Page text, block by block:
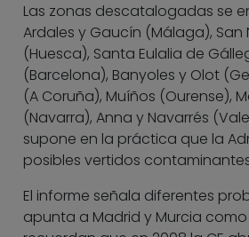
Las zonas descatalogadas se
Ardales y Gaucín (Málaga), San
(Huesca), Santa Eulalia de
(Barcelona), Banyoles y Olot
(A Coruña), Muíños (Ourense),
(Navarra), Anna y Navarrés
supone en la práctica que la
posibles vertidos
El informe señala diferentes
apunta a Madrid y Murcia